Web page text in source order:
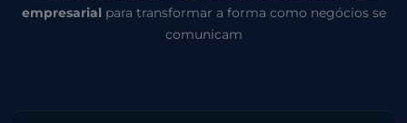
empresarial para transformar a forma como negócios se
comunicam